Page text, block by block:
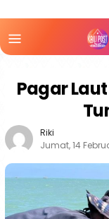
Mobile
Pagar
Riki
Jumat, 14